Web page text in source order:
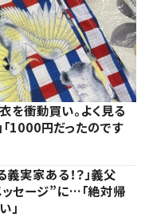
を衝動買い。よく見る
1000円だったのです
義実家ある！？」義父
セージ”に…「絶対帰
」